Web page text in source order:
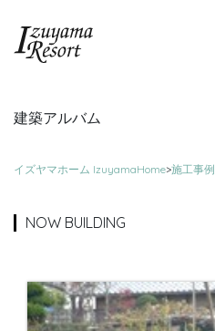
建築アルバム
イズヤマホーム IzuyamaHome>施工事例
NOW BUILDING